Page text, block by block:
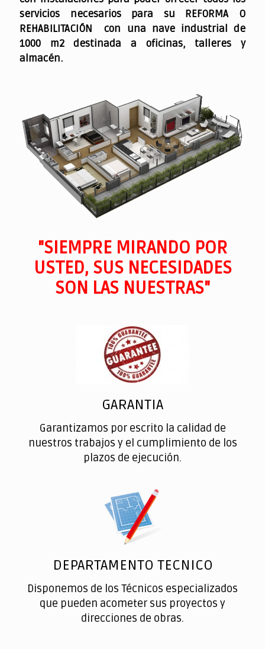
servicios necesarios para su REFORMA O
REHABILITACIÓN con una nave industrial de
1000 m2 destinada a oficinas, talleres y
almacén.
"SIEMPRE MIRANDO POR
USTED, SUS NECESIDADES
SON LAS NUESTRAS"
GARANTIA
Garantizamos por escrito la calidad de
nuestros trabajos y el cumplimiento de los
plazos de ejecución.
DEPARTAMENTO TECNICO
Disponemos de los Técnicos especializados
que pueden acometer sus proyectos y
direcciones de obras.